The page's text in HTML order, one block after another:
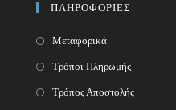
ΠΛΗΡΟΦΟΡΙΕΣ
Μεταφορικά
Τρόποι Πληρωμής
Τρόπος Αποστολής